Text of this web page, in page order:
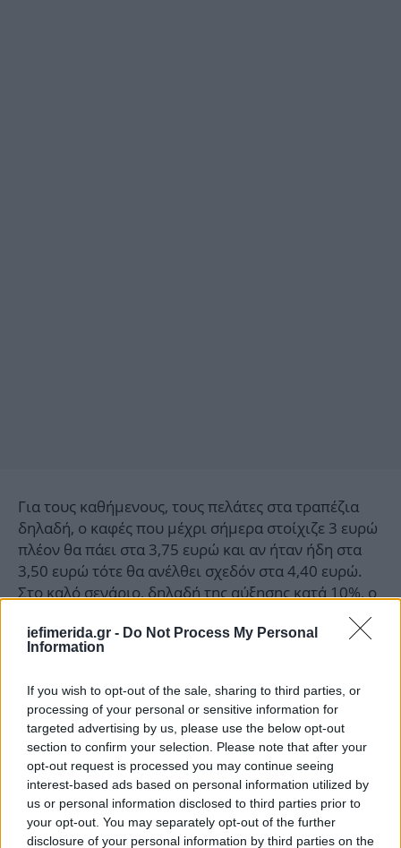
iefimerida.gr - Do Not Process My Personal
Information
If you wish to opt-out of the sale, sharing to third parties, or
processing of your personal or sensitive information for
targeted advertising by us, please use the below opt-out
section to confirm your selection. Please note that after your
opt-out request is processed you may continue seeing
interest-based ads based on personal information utilized by
us or personal information disclosed to third parties prior to
your opt-out. You may separately opt-out of the further
disclosure of your personal information by third parties on the
Για τους καθήμενους, τους πελάτες στα τραπέζια
δηλαδή, ο καφές που μέχρι σήμερα στοίχιζε 3 ευρώ
πλέον θα πάει στα 3,75 ευρώ και αν ήταν ήδη στα
3,50 ευρώ τότε θα ανέλθει σχεδόν στα 4,40 ευρώ.
Στο καλό σενάριο, δηλαδή της αύξησης κατά 10%, ο
καφές των 3,50 ευρώ στα 3,85 ευρώ.
Να σημειωθεί ότι για τις πιο δημοφιλείς περιοχές,
όπου ο καφές για τους καθήμενους κοστίζει ήδη 4
ευρώ, τότε η τιμή -στο κακό σενάριο της αύξησης
του 25%- μπορεί να φτάσει οριακά τα 5 ευρώ.
Ενα άλλο ερώτημα είναι το κατά πόσο θα
επηρεαστούν οι τιμές και στους φούρνους που
πωλούν καφέ στο χέρι. «Μέχρι στιγμής δεν έχουμε